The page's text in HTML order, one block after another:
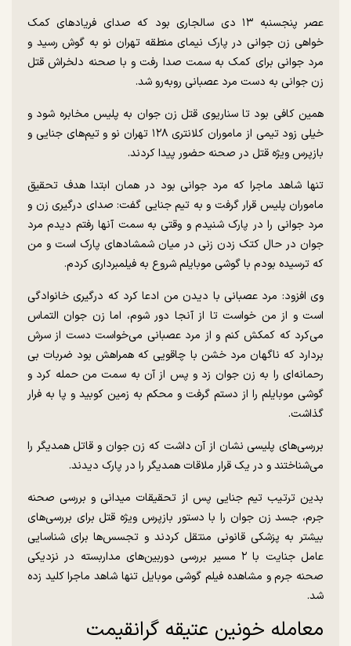
عصر پنجسنبه ۱۳ دی سالجاری بود که صدای فریاد‌های کمک
خواهی زن جوانی در پارک نیمای منطقه تهران نو به گوش رسید و
مرد جوانی برای کمک به سمت صدا رفت و با صحنه دلخراش قتل
زن جوانی به دست مرد عصبانی رو‌به‌رو شد.
همین کافی بود تا سناریوی قتل زن جوان به پلیس مخابره شود و
خیلی زود تیمی از ماموران کلانتری ۱۲۸ تهران نو و تیم‌های جنایی و
بازپرس ویژه قتل در صحنه حضور پیدا کردند.
تنها شاهد ماجرا که مرد جوانی بود در همان ابتدا هدف تحقیق
ماموران پلیس قرار گرفت و به تیم جنایی گفت: صدای درگیری زن و
مرد جوانی را در پارک شنیدم و وقتی به سمت آنها رفتم دیدم مرد
جوان در حال کتک زدن زنی در میان شمشاد‌های پارک است و من
که ترسیده بودم با گوشی موبایلم شروع به فیلمبرداری کردم.
وی افزود: مرد عصبانی با دیدن من ادعا کرد که درگیری خانوادگی
است و از من خواست تا از آنجا دور شوم، اما زن جوان التماس
می‌کرد که کمکش کنم و از مرد عصبانی می‌خواست دست از سرش
بردارد که ناگهان مرد خشن با چاقویی که همراهش بود ضربات بی
رحمانه‌ای را به زن جوان زد و پس از آن به سمت من حمله کرد و
گوشی موبایلم را از دستم گرفت و محکم به زمین کوبید و پا به فرار
گذاشت.
بررسی‌های پلیسی نشان از آن داشت که زن جوان و قاتل همدیگر را
می‌شناختند و در یک قرار ملاقات همدیگر را در پارک دیدند.
بدین ترتیب تیم جنایی پس از تحقیقات میدانی و بررسی صحنه
جرم، جسد زن جوان را با دستور بازپرس ویژه قتل برای بررسی‌های
بیشتر به پزشکی قانونی منتقل کردند و تجسس‌ها برای شناسایی
عامل جنایت با ۲ مسیر بررسی دوربین‌های مداربسته در نزدیکی
صحنه جرم و مشاهده فیلم گوشی موبایل تنها شاهد ماجرا کلید زده
شد.
معامله خونین عتیقه گرانقیمت